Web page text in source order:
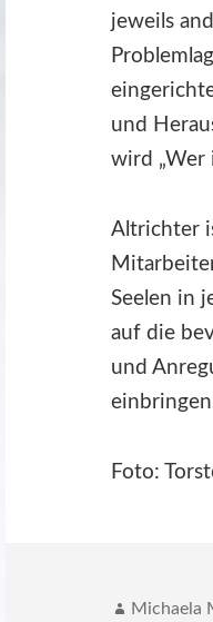
jeweils
und
wird „Wer
Altrichter
Seelen in
auf die
und
Foto:
Autor
Michaela